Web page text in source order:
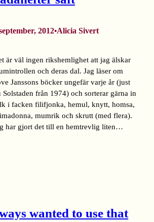
2012•Alicia Sivert
är väl ingen rikshemlighet att jag älskar
och deras dal. Jag läser om
Janssons böcker ungefär varje år (just
Solstaden från 1974) och sorterar gärna in
i facken filifjonka, hemul, knytt, homsa,
mumrik och skrutt (med flera).
har gjort det till en hemtrevlig liten…
wanted to use that